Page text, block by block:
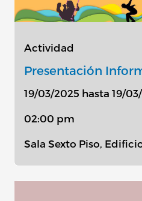
Actividad
Presentación
19/03/2025 hasta 19/
02:00 pm
Sala Sexto Piso,